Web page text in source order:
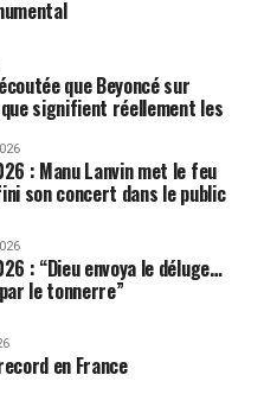
que Beyoncé sur
que signifient réellement les
: Manu Lanvin met le feu
son concert dans le public
: “Dieu envoya le déluge…
le tonnerre”
en France